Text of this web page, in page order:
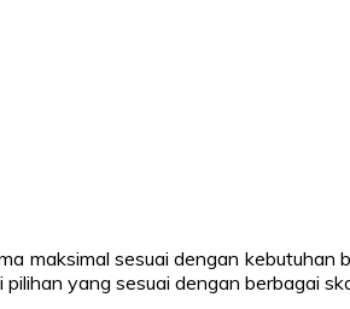
maksimal sesuai dengan
yang sesuai dengan berbagai